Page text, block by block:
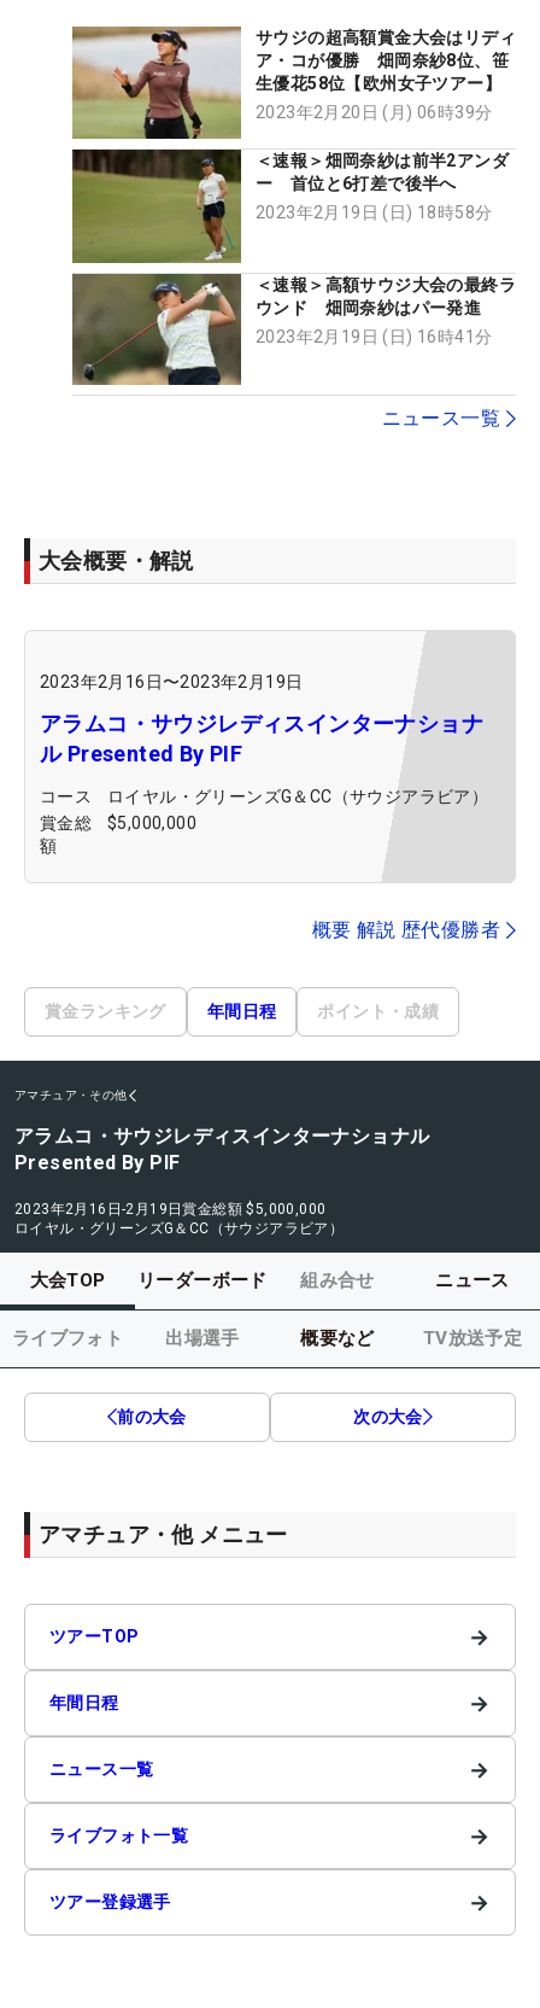
サウジの超高額賞金大会はリディ
ア・コが優勝 畑岡奈紗8位、笹
生優花58位【欧州女子ツアー】
2023年2月20日 (月) 06時39分
＜速報＞畑岡奈紗は前半2アンダ
ー 首位と6打差で後半へ
2023年2月19日 (日) 18時58分
＜速報＞高額サウジ大会の最終ラ
ウンド 畑岡奈紗はパー発進
2023年2月19日 (日) 16時41分
ニュース一覧
大会概要・解説
2023年2月16日〜2023年2月19日
アラムコ・サウジレディスインターナショナ
ル Presented By PIF
コース
ロイヤル・グリーンズG＆CC（サウジアラビア）
賞金総
額
$5,000,000
概要 解説 歴代優勝者
賞金ランキング 年間日程 ポイント・成績
アマチュア・その他
アラムコ・サウジレディスインターナショナル
Presented By PIF
2023年2月16日-2月19日賞金総額 $5,000,000
ロイヤル・グリーンズG＆CC（サウジアラビア）
大会TOP リーダーボード 組み合せ ニュース
ライブフォト 出場選手 概要など TV放送予定
前の大会 次の大会
アマチュア・他 メニュー
ツアーTOP →
年間日程 →
ニュース一覧 →
ライブフォト一覧 →
ツアー登録選手 →